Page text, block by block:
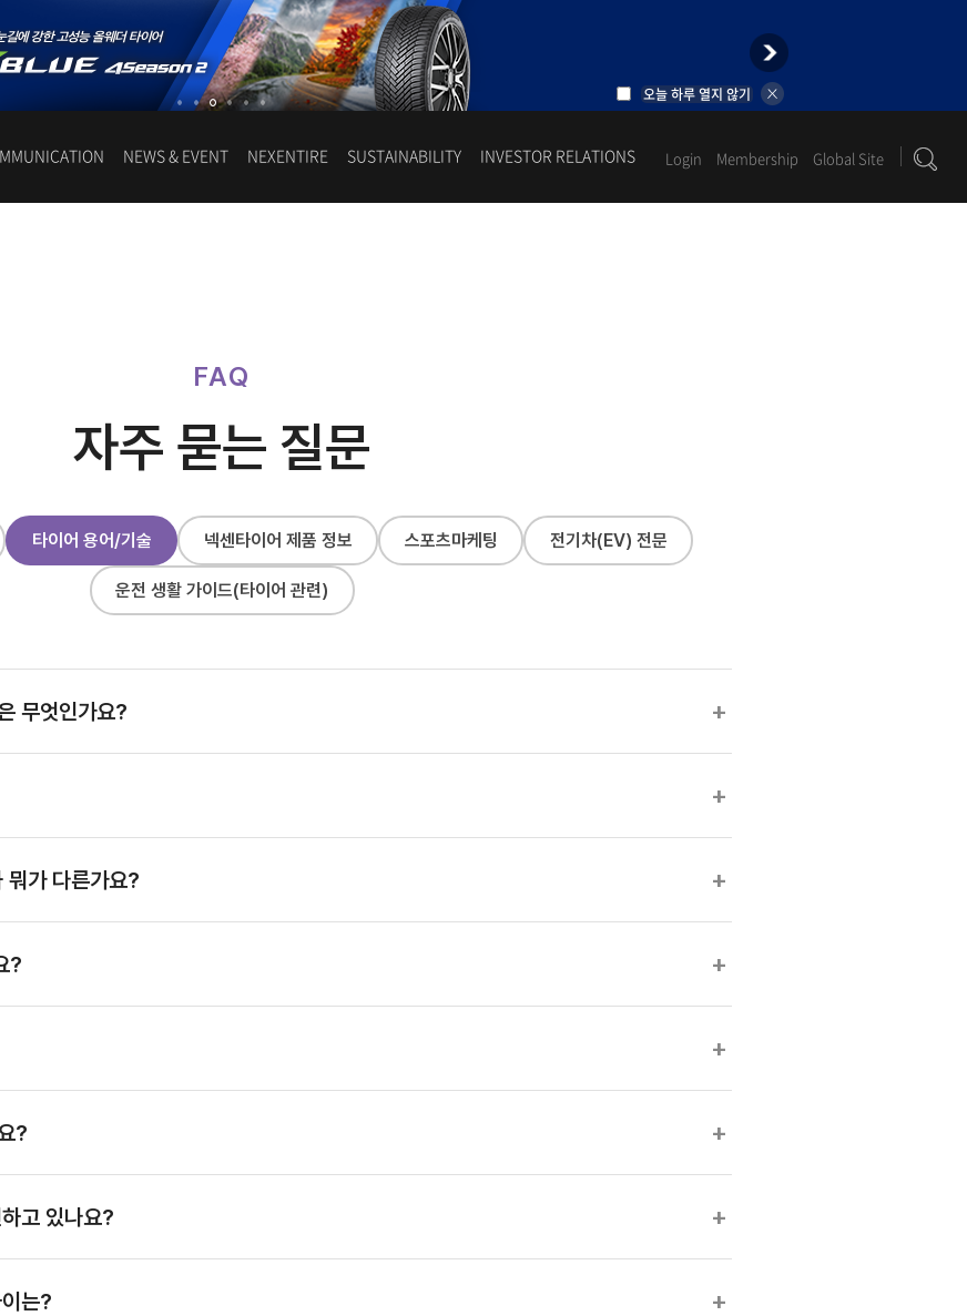
6
오늘 하루 열지 않기
NEWS & EVENT NEXENTIRE SUSTAINABILITY INVESTOR RELATIONS Login Membership Global Site
FAQ
자주 묻는 질문
타이어 용어/기술 넥센타이어 제품 정보 스포츠마케팅 전기차(EV) 전문
운전 생활 가이드(타이어 관련)
무엇인가요? +
+
가 다른가요? +
? +
+
? +
고 있나요? +
는? +